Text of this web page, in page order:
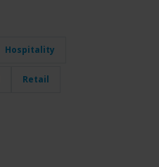
Hospitality
Retail